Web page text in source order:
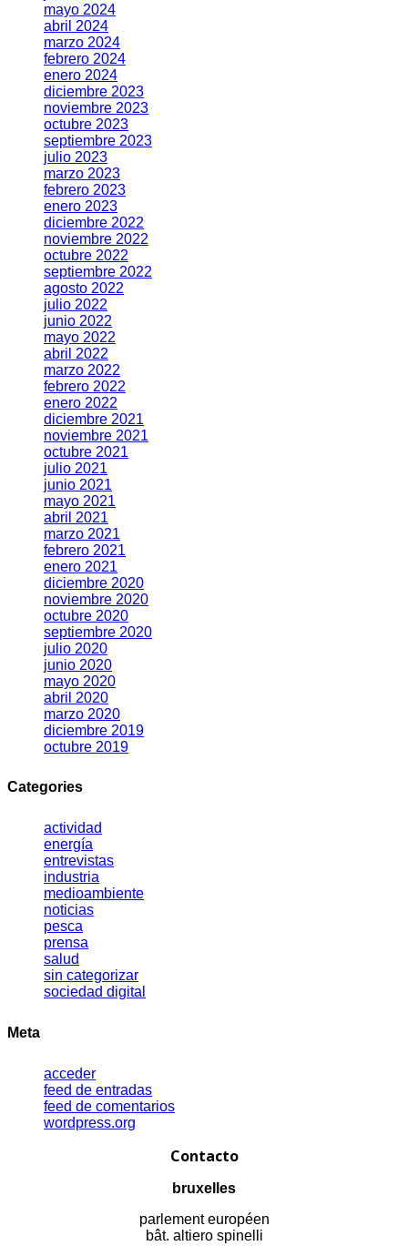
mayo 2024
abril 2024
marzo 2024
febrero 2024
enero 2024
diciembre 2023
noviembre 2023
octubre 2023
septiembre 2023
julio 2023
marzo 2023
febrero 2023
enero 2023
diciembre 2022
noviembre 2022
octubre 2022
septiembre 2022
agosto 2022
julio 2022
junio 2022
mayo 2022
abril 2022
marzo 2022
febrero 2022
enero 2022
diciembre 2021
noviembre 2021
octubre 2021
julio 2021
junio 2021
mayo 2021
abril 2021
marzo 2021
febrero 2021
enero 2021
diciembre 2020
noviembre 2020
octubre 2020
septiembre 2020
julio 2020
junio 2020
mayo 2020
abril 2020
marzo 2020
diciembre 2019
octubre 2019
Categories
actividad
energía
entrevistas
industria
medioambiente
noticias
pesca
prensa
salud
sin categorizar
sociedad digital
Meta
acceder
feed de entradas
feed de comentarios
wordpress.org
Contacto
bruxelles
parlement européen
bât. altiero spinelli